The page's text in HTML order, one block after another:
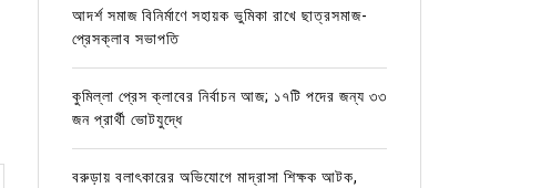
আদর্শ সমাজ বিনির্মাণে সহায়ক ভুমিকা রাখে ছাত্রসমাজ-
প্রেসক্লাব সভাপতি
কুমিল্লা প্রেস ক্লাবের নির্বাচন আজ; ১৭টি পদের জন্য ৩৩
জন প্রার্থী ভোটযুদ্ধে
বরুড়ায় বলাৎকারের অভিযোগে মাদ্রাসা শিক্ষক আটক,